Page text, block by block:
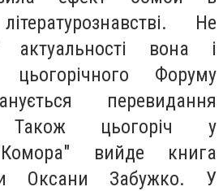
Не
актуальності вона і
Форуму
перевидання
Також цьогоріч у
вийде книга
Оксани Забужко. У